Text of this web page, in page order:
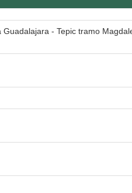
- Tepic tramo